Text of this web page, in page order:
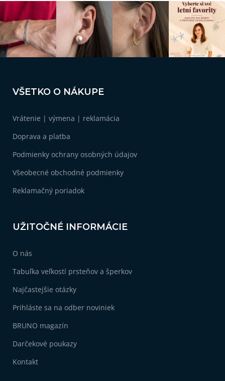
VŠETKO O NÁKUPE
Vrátenie | výmena | reklamácia
Doprava a platba
Podmienky ochrany osobných údajov
Všeobecné obchodné podmienky
Reklamačný poriadok
UŽITOČNÉ INFORMÁCIE
O nás
Tabuľka veľkostí prsteňov a šperkov
Najčastejšie otázky
Prihláste sa na odber noviniek
BRUNO magazín
Darčekové poukazy
Kontakt